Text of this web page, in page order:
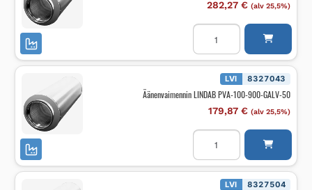
282,27 € (alv 25,5%)
Äänenvaimennin
LINDAB
100-
900-
määrä
LVI 8327043
Äänenvaimennin LINDAB PVA-100-900-GALV-50
179,87 € (alv 25,5%)
Äänenvaimennin
LINDAB
100-
900-
LVI 8327504